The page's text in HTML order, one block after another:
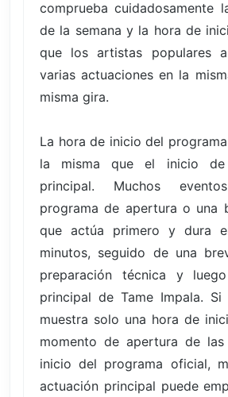
comprueba cuidadosamente
de la semana y la hora de
que los artistas populares
varias actuaciones en la
misma gira.
La hora de inicio del
la misma que el inicio de
principal. Muchos
programa de apertura o una
que actúa primero y dura
minutos, seguido de una
preparación técnica y
principal de Tame Impala.
muestra solo una hora de
momento de apertura de
inicio del programa oficial,
actuación principal puede